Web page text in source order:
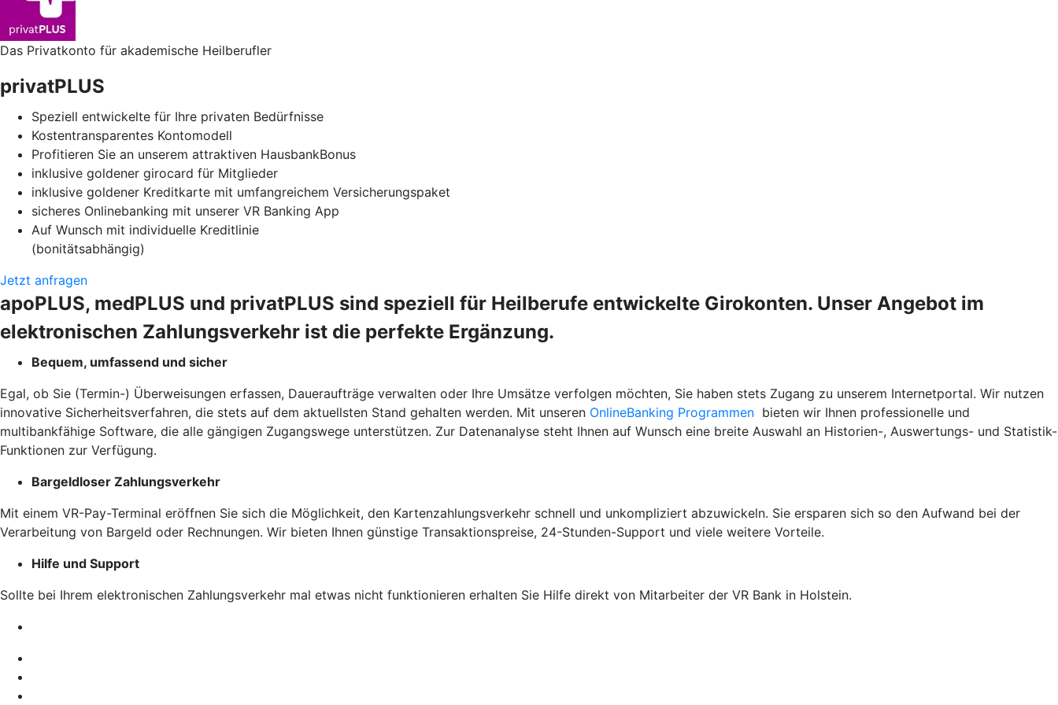
Das Privatkonto für akademische Heilberufler
privatPLUS
Speziell entwickelte für Ihre privaten Bedürfnisse
Kostentransparentes Kontomodell
Profitieren Sie an unserem attraktiven HausbankBonus
inklusive goldener girocard für Mitglieder
inklusive goldener Kreditkarte mit umfangreichem Versicherungspaket
sicheres Onlinebanking mit unserer VR Banking App
Auf Wunsch mit individuelle Kreditlinie
(bonitätsabhängig)
Jetzt anfragen
apoPLUS, medPLUS und privatPLUS sind speziell für Heilberufe entwickelte Girokonten. Unser Angebot im
elektronischen Zahlungsverkehr ist die perfekte Ergänzung.
Bequem, umfassend und sicher
Egal, ob Sie (Termin-) Überweisungen erfassen, Daueraufträge verwalten oder Ihre Umsätze verfolgen möchten, Sie haben stets Zugang zu unserem Internetportal. Wir nutzen
innovative Sicherheitsverfahren, die stets auf dem aktuellsten Stand gehalten werden. Mit unseren OnlineBanking Programmen bieten wir Ihnen professionelle und
multibankfähige Software, die alle gängigen Zugangswege unterstützen. Zur Datenanalyse steht Ihnen auf Wunsch eine breite Auswahl an Historien-, Auswertungs- und Statistik-
Funktionen zur Verfügung.
Bargeldloser Zahlungsverkehr
Mit einem VR-Pay-Terminal eröffnen Sie sich die Möglichkeit, den Kartenzahlungsverkehr schnell und unkompliziert abzuwickeln. Sie ersparen sich so den Aufwand bei der
Verarbeitung von Bargeld oder Rechnungen. Wir bieten Ihnen günstige Transaktionspreise, 24-Stunden-Support und viele weitere Vorteile.
Hilfe und Support
Sollte bei Ihrem elektronischen Zahlungsverkehr mal etwas nicht funktionieren erhalten Sie Hilfe direkt von Mitarbeiter der VR Bank in Holstein.